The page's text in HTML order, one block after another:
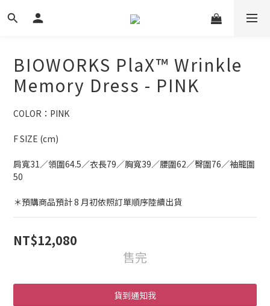
BIOWORKS PlaX™ Wrinkle
Memory Dress - PINK
COLOR：PINK
F SIZE (cm)
肩寬31／領圍64.5／衣長79／胸寬39／腰圍62／臀圍76／袖籠圍
50
＊預購商品預計 8 月初依照訂單順序陸續出貨
NT$12,080
售完
貨到通知我